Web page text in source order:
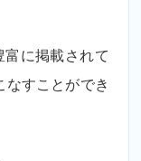
に掲載されて
なすことができ